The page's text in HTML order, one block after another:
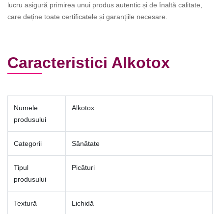
lucru asigură primirea unui produs autentic și de înaltă calitate,
care deține toate certificatele și garanțiile necesare.
Caracteristici Alkotox
Numele
produsului
Alkotox
Categorii Sănătate
Tipul
produsului
Picături
Textură Lichidă